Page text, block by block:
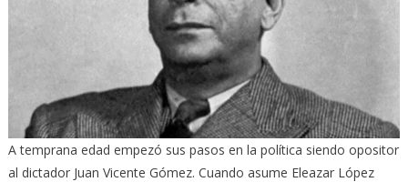
A temprana edad empezó sus pasos en la política siendo opositor
al dictador Juan Vicente Gómez. Cuando asume Eleazar López